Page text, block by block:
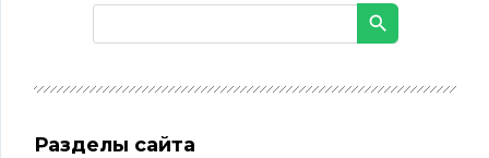
Разделы сайта